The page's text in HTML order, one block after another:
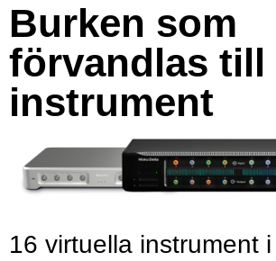
Burken som
förvandlas till
instrument
16 virtuella instrument